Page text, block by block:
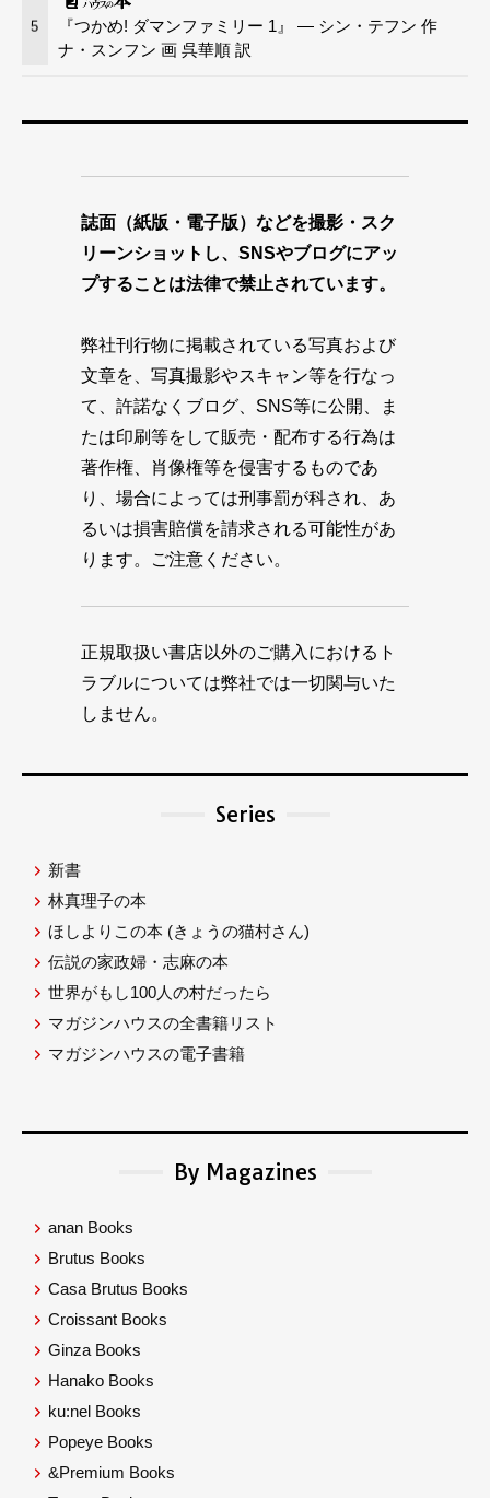
5
『つかめ! ダマンファミリー 1』 — シン・テフン 作
ナ・スンフン 画 呉華順 訳
誌面（紙版・電子版）などを撮影・スク
リーンショットし、SNSやブログにアッ
プすることは法律で禁止されています。
弊社刊行物に掲載されている写真および
文章を、写真撮影やスキャン等を行なっ
て、許諾なくブログ、SNS等に公開、ま
たは印刷等をして販売・配布する行為は
著作権、肖像権等を侵害するものであ
り、場合によっては刑事罰が科され、あ
るいは損害賠償を請求される可能性があ
ります。ご注意ください。
正規取扱い書店以外のご購入におけるト
ラブルについては弊社では一切関与いた
しません。
Series
新書
林真理子の本
ほしよりこの本 (きょうの猫村さん)
伝説の家政婦・志麻の本
世界がもし100人の村だったら
マガジンハウスの全書籍リスト
マガジンハウスの電子書籍
By Magazines
anan Books
Brutus Books
Casa Brutus Books
Croissant Books
Ginza Books
Hanako Books
ku:nel Books
Popeye Books
&Premium Books